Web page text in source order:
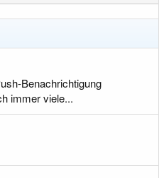
Benachrichtigung
immer viele...